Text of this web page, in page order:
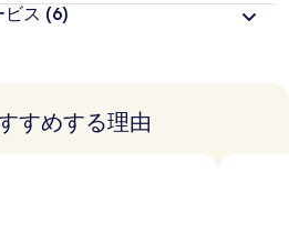
ス (6)
すめする理由